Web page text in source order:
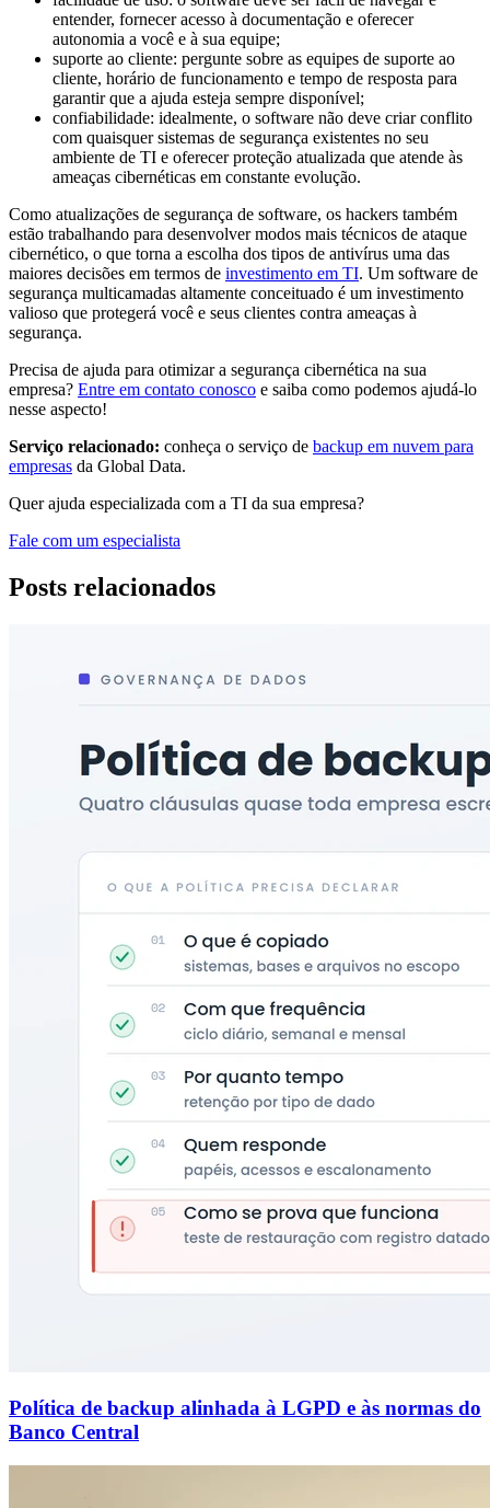
entender, fornecer acesso à documentação e oferecer
autonomia a você e à sua equipe;
suporte ao cliente: pergunte sobre as equipes de suporte ao
cliente, horário de funcionamento e tempo de resposta para
garantir que a ajuda esteja sempre disponível;
confiabilidade: idealmente, o software não deve criar conflito
com quaisquer sistemas de segurança existentes no seu
ambiente de TI e oferecer proteção atualizada que atende às
ameaças cibernéticas em constante evolução.
Como atualizações de segurança de software, os hackers também
estão trabalhando para desenvolver modos mais técnicos de ataque
cibernético, o que torna a escolha dos tipos de antivírus uma das
maiores decisões em termos de investimento em TI. Um software de
segurança multicamadas altamente conceituado é um investimento
valioso que protegerá você e seus clientes contra ameaças à
segurança.
Precisa de ajuda para otimizar a segurança cibernética na sua
empresa? Entre em contato conosco e saiba como podemos ajudá-lo
nesse aspecto!
Serviço relacionado: conheça o serviço de backup em nuvem para
empresas da Global Data.
Quer ajuda especializada com a TI da sua empresa?
Fale com um especialista
Posts relacionados
Política de backup alinhada à LGPD e às normas do
Banco Central